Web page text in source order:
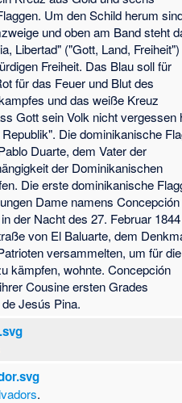
Um den Schild herum
und oben am Band steht
Libertad" ("Gott, Land, Freiheit")
Freiheit. Das Blau soll für
für das Feuer und Blut des
und das weiße Kreuz
Gott sein Volk nicht vergessen
Die dominikanische
Duarte, dem Vater der
der Dominikanischen
Die erste dominikanische
Dame namens Concepción
der Nacht des 27. Februar 1844
von El Baluarte, dem
versammelten, um für die
kämpfen, wohnte. Concepción
Cousine ersten Grades
Jesús Pina.
.